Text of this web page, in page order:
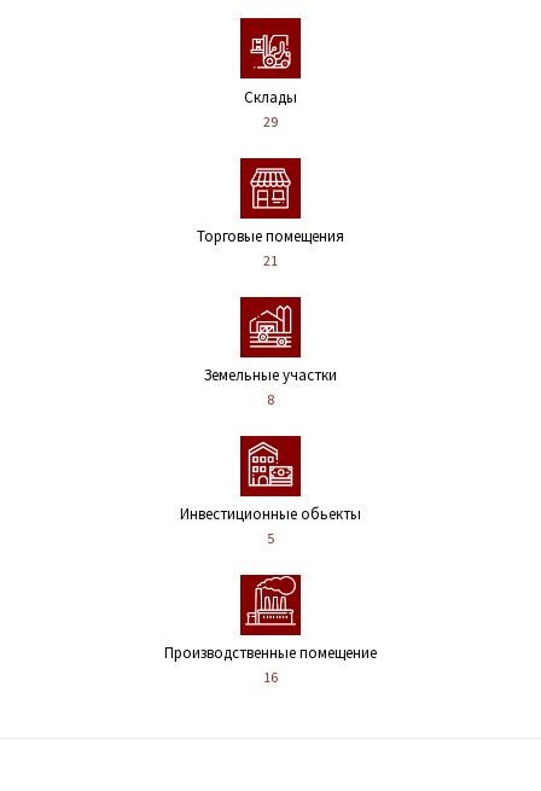
Склады
29
Торговые помещения
21
Земельные участки
8
Инвестиционные обьекты
5
Производственные помещение
16